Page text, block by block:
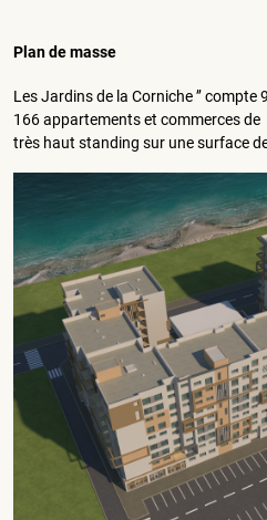
Plan de masse
Les Jardins de la Corniche ’’
166 appartements et commerces de
très haut standing sur une surface